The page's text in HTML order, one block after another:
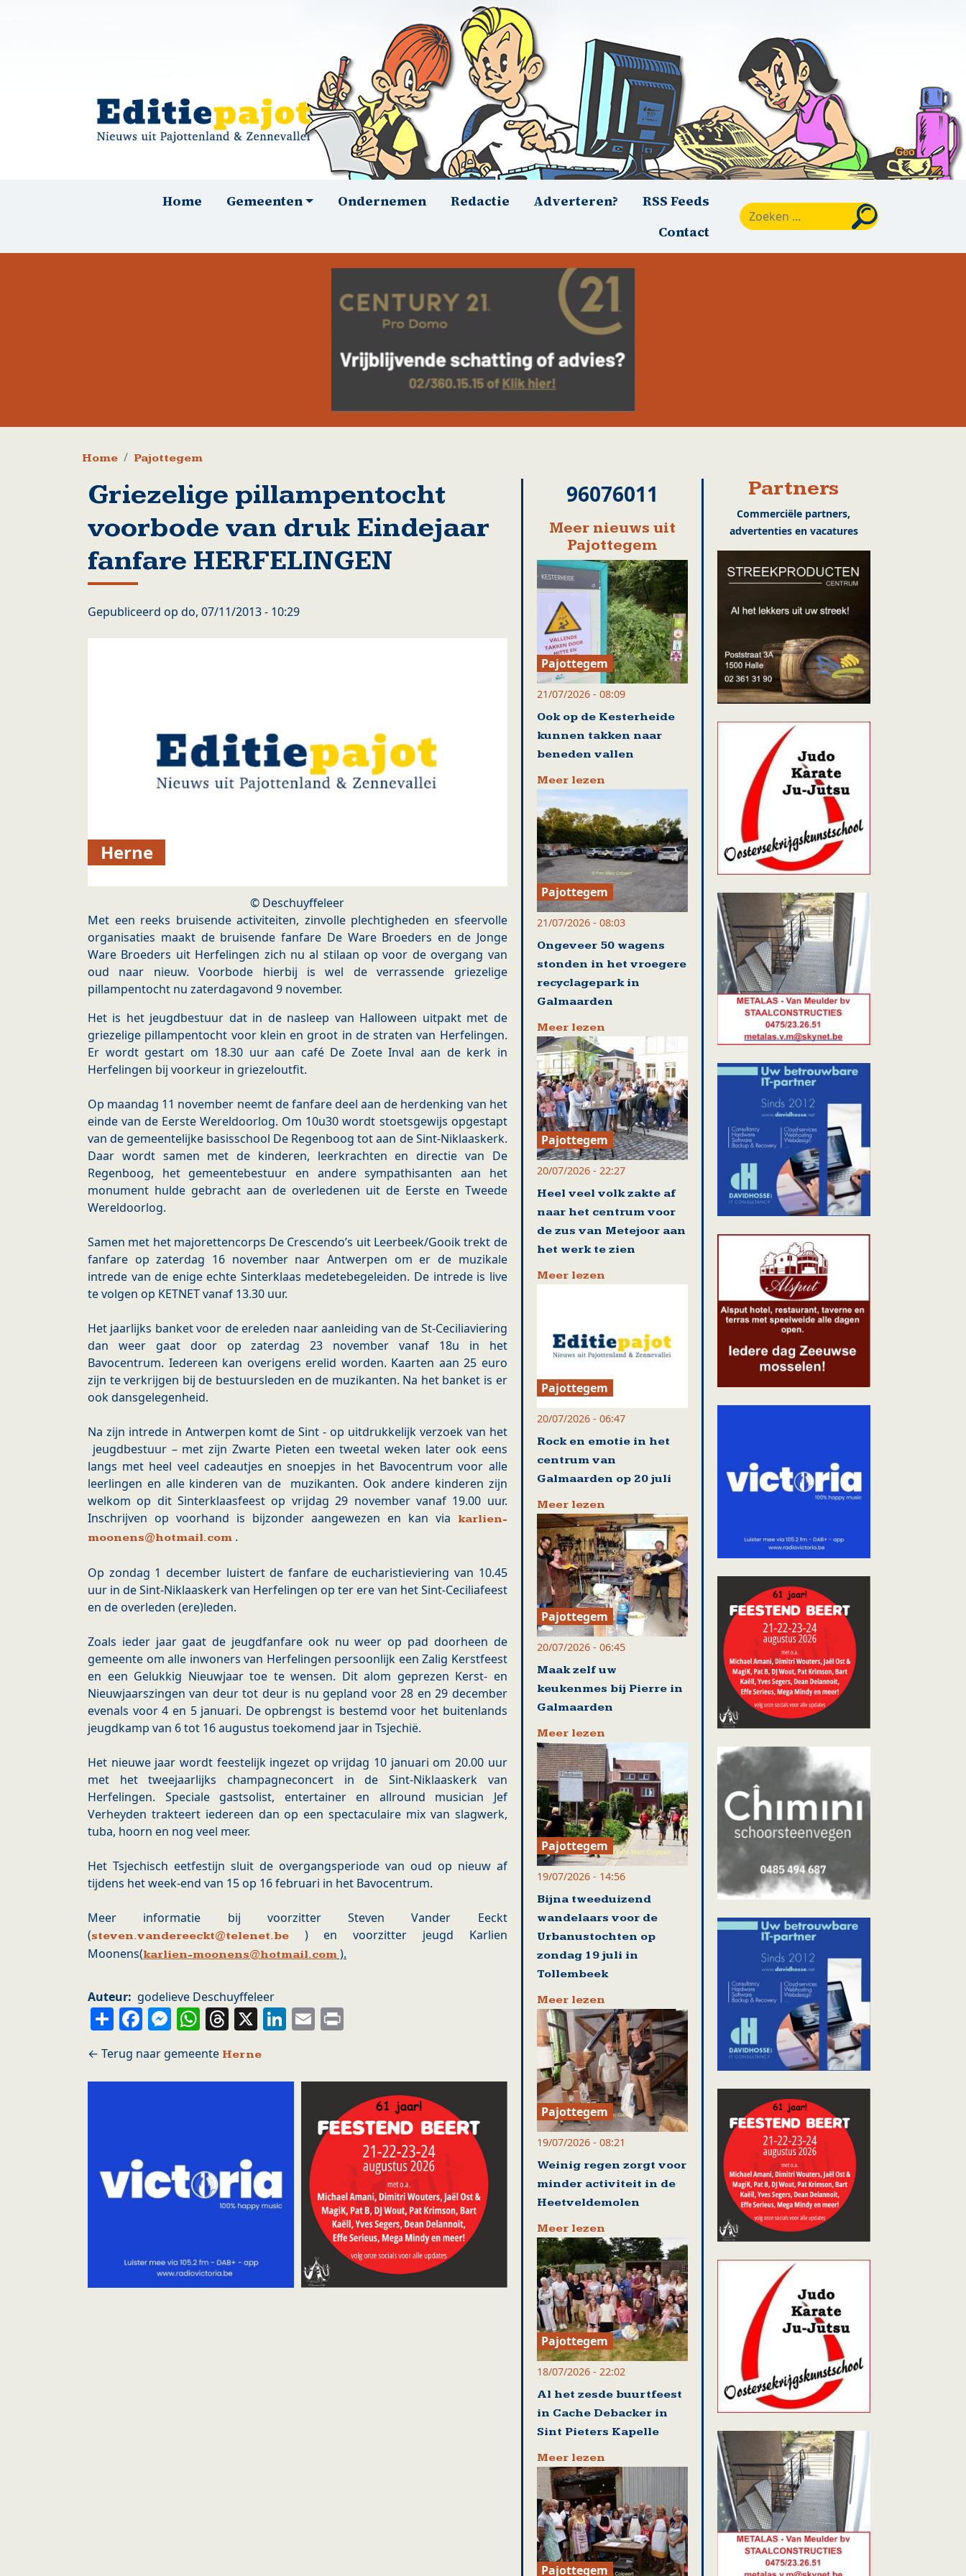
HoofdnavigatieHome Gemeenten Ondernemen Redactie Adverteren?
RSS Feeds
Contact
Kruimelpad
Home Pajottegem
Griezelige pillampentocht
voorbode van druk Eindejaar
fanfare HERFELINGEN
Gepubliceerd op do, 07/11/2013 - 10:29
Herne
© Deschuyffeleer
Met een reeks bruisende activiteiten, zinvolle plechtigheden en sfeervolle
organisaties maakt de bruisende fanfare De Ware Broeders en de Jonge
Ware Broeders uit Herfelingen zich nu al stilaan op voor de overgang van
oud naar nieuw. Voorbode hierbij is wel de verrassende griezelige
pillampentocht nu zaterdagavond 9 november.
Het is het jeugdbestuur dat in de nasleep van Halloween uitpakt met de
griezelige pillampentocht voor klein en groot in de straten van Herfelingen.
Er wordt gestart om 18.30 uur aan café De Zoete Inval aan de kerk in
Herfelingen bij voorkeur in griezeloutfit.
Op maandag 11 november neemt de fanfare deel aan de herdenking van het
einde van de Eerste Wereldoorlog. Om 10u30 wordt stoetsgewijs opgestapt
van de gemeentelijke basisschool De Regenboog tot aan de Sint-Niklaaskerk.
Daar wordt samen met de kinderen, leerkrachten en directie van De
Regenboog, het gemeentebestuur en andere sympathisanten aan het
monument hulde gebracht aan de overledenen uit de Eerste en Tweede
Wereldoorlog.
Samen met het majorettencorps De Crescendo’s uit Leerbeek/Gooik trekt de
fanfare op zaterdag 16 november naar Antwerpen om er de muzikale
intrede van de enige echte Sinterklaas medetebegeleiden. De intrede is live
te volgen op KETNET vanaf 13.30 uur.
Het jaarlijks banket voor de ereleden naar aanleiding van de St-Ceciliaviering
dan weer gaat door op zaterdag 23 november vanaf 18u in het
Bavocentrum. Iedereen kan overigens erelid worden. Kaarten aan 25 euro
zijn te verkrijgen bij de bestuursleden en de muzikanten. Na het banket is er
ook dansgelegenheid.
Na zijn intrede in Antwerpen komt de Sint - op uitdrukkelijk verzoek van het
jeugdbestuur – met zijn Zwarte Pieten een tweetal weken later ook eens
langs met heel veel cadeautjes en snoepjes in het Bavocentrum voor alle
leerlingen en alle kinderen van de muzikanten. Ook andere kinderen zijn
welkom op dit Sinterklaasfeest op vrijdag 29 november vanaf 19.00 uur.
Inschrijven op voorhand is bijzonder aangewezen en kan via
karlien-
moonens@hotmail.com .
Op zondag 1 december luistert de fanfare de eucharistieviering van 10.45
uur in de Sint-Niklaaskerk van Herfelingen op ter ere van het Sint-Ceciliafeest
en de overleden (ere)leden.
Zoals ieder jaar gaat de jeugdfanfare ook nu weer op pad doorheen de
gemeente om alle inwoners van Herfelingen persoonlijk een Zalig Kerstfeest
en een Gelukkig Nieuwjaar toe te wensen. Dit alom geprezen Kerst- en
Nieuwjaarszingen van deur tot deur is nu gepland voor 28 en 29 december
evenals voor 4 en 5 januari. De opbrengst is bestemd voor het buitenlands
jeugdkamp van 6 tot 16 augustus toekomend jaar in Tsjechië.
Het nieuwe jaar wordt feestelijk ingezet op vrijdag 10 januari om 20.00 uur
met het tweejaarlijks champagneconcert in de Sint-Niklaaskerk van
Herfelingen. Speciale gastsolist, entertainer en allround musician Jef
Verheyden trakteert iedereen dan op een spectaculaire mix van slagwerk,
tuba, hoorn en nog veel meer.
Het Tsjechisch eetfestijn sluit de overgangsperiode van oud op nieuw af
tijdens het week-end van 15 op 16 februari in het Bavocentrum.
Meer informatie bij voorzitter Steven Vander Eeckt
(steven.vandereeckt@telenet.be ) en voorzitter jeugd Karlien
Moonens(karlien-moonens@hotmail.com ).
Auteur godelieve Deschuyffeleer
ShareFacebook
Messenger
WhatsApp
Threads
X LinkedIn
Email
Herne
96076011
Meer nieuws uit
Pajottegem
Pajottegem
21/07/2026 - 08:09
Ook op de Kesterheide
kunnen takken naar
beneden vallen
Meer lezen
Pajottegem
21/07/2026 - 08:03
Ongeveer 50 wagens
stonden in het vroegere
recyclagepark in
Galmaarden
Meer lezen
Pajottegem
20/07/2026 - 22:27
Heel veel volk zakte af
naar het centrum voor
de zus van Metejoor aan
het werk te zien
Meer lezen
Pajottegem
20/07/2026 - 06:47
Rock en emotie in het
centrum van
Galmaarden op 20 juli
Meer lezen
Pajottegem
20/07/2026 - 06:45
Maak zelf uw
keukenmes bij Pierre in
Galmaarden
Meer lezen
Pajottegem
19/07/2026 - 14:56
Bijna tweeduizend
wandelaars voor de
Urbanustochten op
zondag 19 juli in
Tollembeek
Meer lezen
Pajottegem
19/07/2026 - 08:21
Weinig regen zorgt voor
minder activiteit in de
Heetveldemolen
Meer lezen
Pajottegem
18/07/2026 - 22:02
Al het zesde buurtfeest
in Cache Debacker in
Sint Pieters Kapelle
Meer lezen
Pajottegem
Partners
Commerciële partners,
advertenties en vacatures